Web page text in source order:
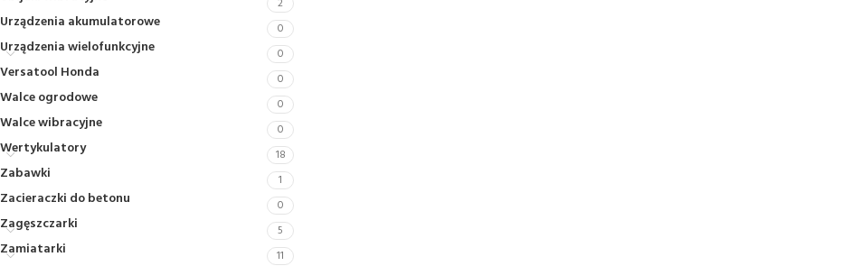
2
Urządzenia akumulatorowe 0
Urządzenia wielofunkcyjne 0
Versatool Honda 0
Walce ogrodowe 0
Walce wibracyjne 0
Wertykulatory 18
Zabawki 1
Zacieraczki do betonu 0
Zagęszczarki 5
Zamiatarki 11